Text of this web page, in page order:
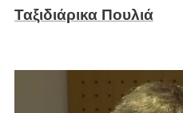
Ταξιδιάρικα Πουλιά